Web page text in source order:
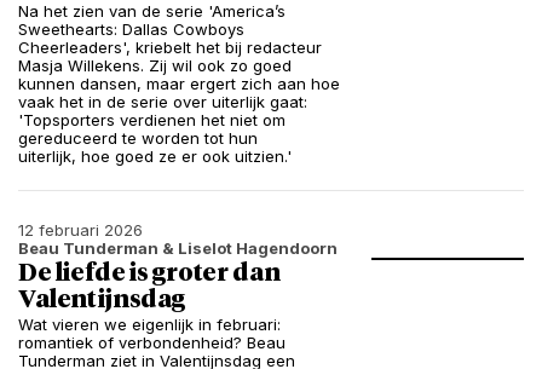
Na het zien van de serie 'America’s
Sweethearts: Dallas Cowboys
Cheerleaders', kriebelt het bij redacteur
Masja Willekens. Zij wil ook zo goed
kunnen dansen, maar ergert zich aan hoe
vaak het in de serie over uiterlijk gaat:
'Topsporters verdienen het niet om
gereduceerd te worden tot hun
uiterlijk, hoe goed ze er ook uitzien.'
12 februari 2026
Beau Tunderman & Liselot Hagendoorn
De liefde is groter dan
Valentijnsdag
Wat vieren we eigenlijk in februari:
romantiek of verbondenheid? Beau
Tunderman ziet in Valentijnsdag een